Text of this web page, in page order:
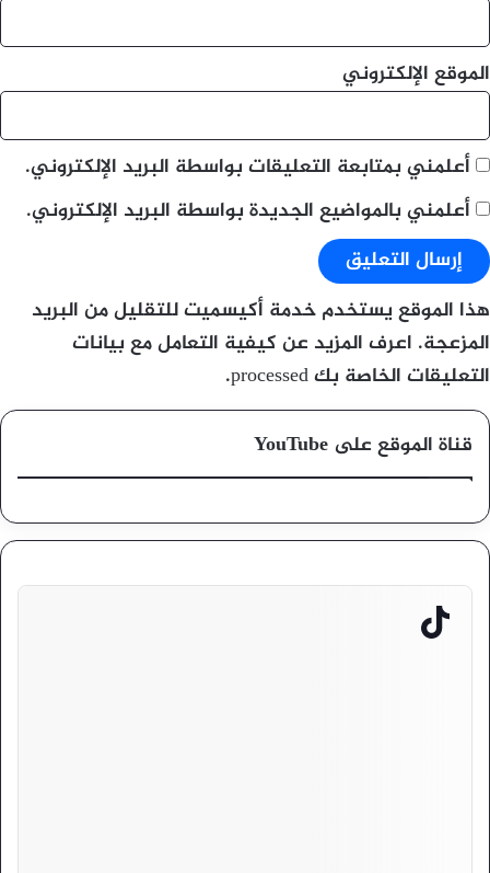
الموقع الإلكتروني
أعلمني بمتابعة التعليقات بواسطة البريد الإلكتروني.
أعلمني بالمواضيع الجديدة بواسطة البريد الإلكتروني.
هذا الموقع يستخدم خدمة أكيسميت للتقليل من البريد
المزعجة. اعرف المزيد عن كيفية التعامل مع بيانات
التعليقات الخاصة بك processed
.
قناة الموقع على YouTube